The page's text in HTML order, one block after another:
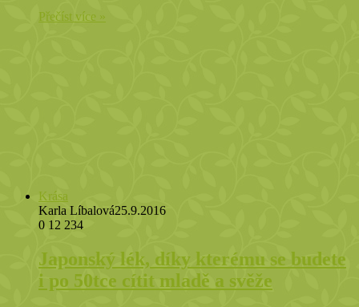
Přečíst více »
Krása
Karla Líbalová25.9.2016
0 12 234
Japonský lék, díky kterému se budete
i po 50tce cítit mladě a svěže